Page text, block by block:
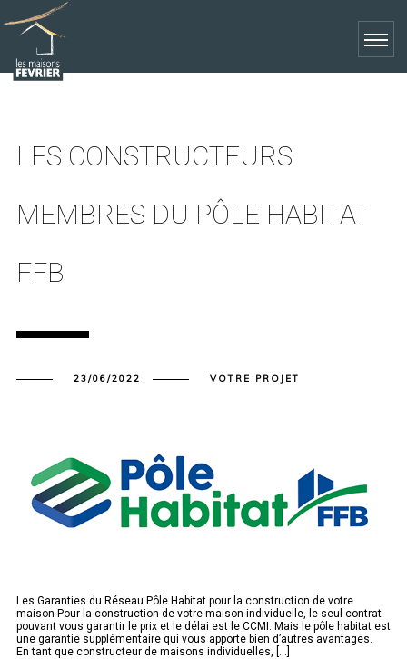
LES CONSTRUCTEURS
MEMBRES DU PÔLE HABITAT
FFB
23/06/2022 VOTRE PROJET
Les Garanties du Réseau Pôle Habitat pour la construction de votre
maison Pour la construction de votre maison individuelle, le seul contrat
pouvant vous garantir le prix et le délai est le CCMI. Mais le pôle habitat est
une garantie supplémentaire qui vous apporte bien d’autres avantages.
En tant que constructeur de maisons individuelles, [...]